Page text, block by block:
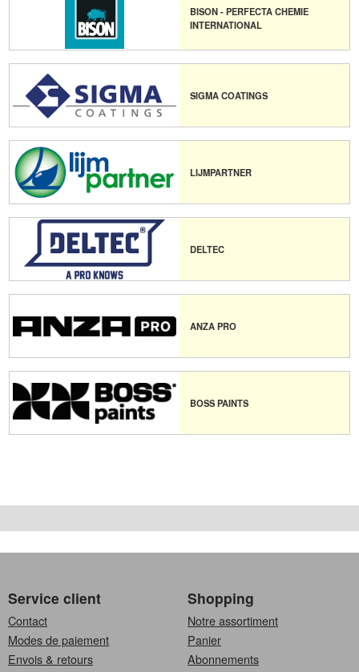
BISON - PERFECTA CHEMIE
INTERNATIONAL
SIGMA COATINGS
LIJMPARTNER
DELTEC
ANZA PRO
BOSS PAINTS
Service client
Contact
Modes de paiement
Envois & retours
Shopping
Notre assortiment
Panier
Abonnements